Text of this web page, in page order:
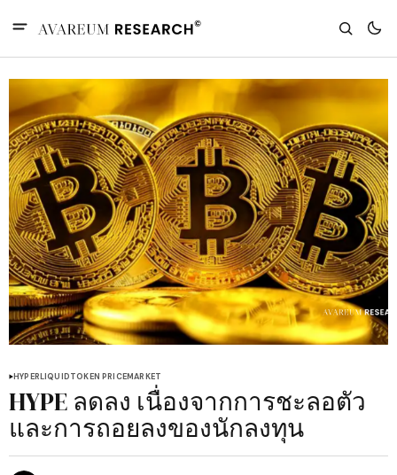
HYPERLIQUIDTOKEN PRICEMARKET
HYPE ลดลง เนื่องจากการชะลอตัว
และการถอยลงของนักลงทุน